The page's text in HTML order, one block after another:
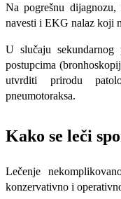
Na pogrešnu
navesti i EKG na­laz koji
U slučaju sekundarnog
postupcima
utvrditi prirodu
pneumotoraksa.
Kako se leči
Lečenje
konzervativno i